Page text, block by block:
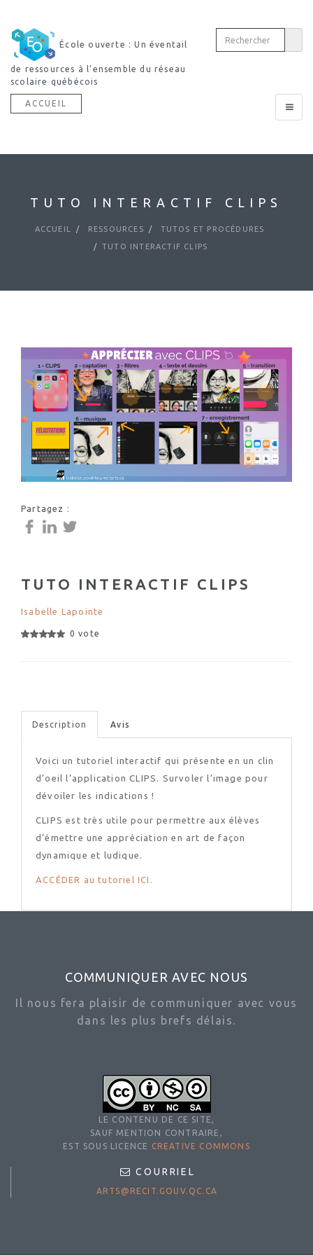
École ouverte : Un éventail
de ressources à l’ensemble du réseau
scolaire québécois
Toggle
ACCUEIL
TUTO INTERACTIF CLIPS
ACCUEIL RESSOURCES TUTOS ET PROCÉDURES
TUTO INTERACTIF CLIPS
Partagez :
TUTO INTERACTIF CLIPS
Isabelle Lapointe
0 vote
Description Avis
Voici un tutoriel interactif qui présente en un clin
d’oeil l’application CLIPS. Survoler l’image pour
dévoiler les indications !
CLIPS est très utile pour permettre aux élèves
d’émettre une appréciation en art de façon
dynamique et ludique.
ACCÉDER au tutoriel ICI.
COMMUNIQUER AVEC NOUS
Il nous fera plaisir de communiquer avec vous
dans les plus brefs délais.
LE CONTENU DE CE SITE,
SAUF MENTION CONTRAIRE,
EST SOUS LICENCE
CREATIVE COMMONS
COURRIEL
ARTS@RECIT.GOUV.QC.CA